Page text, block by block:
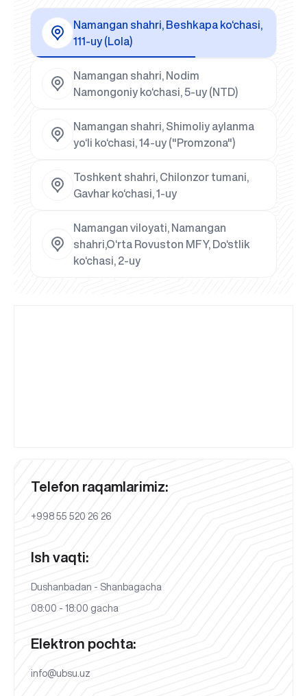
Namangan shahri, Beshkapa ko‘chasi,
111-uy (Lola)
Namangan shahri, Nodim
Namongoniy ko‘chasi, 5-uy (NTD)
Namangan shahri, Shimoliy aylanma
yo‘li ko‘chasi, 14-uy ("Promzona")
Toshkent shahri, Chilonzor tumani,
Gavhar ko‘chasi, 1-uy
Namangan viloyati, Namangan
shahri,O‘rta Rovuston MFY, Do‘stlik
ko‘chasi, 2-uy
Telefon raqamlarimiz:
+998 55 520 26 26
Ish vaqti:
Dushanbadan - Shanbagacha
08:00 - 18:00 gacha
Elektron pochta:
info@ubsu.uz